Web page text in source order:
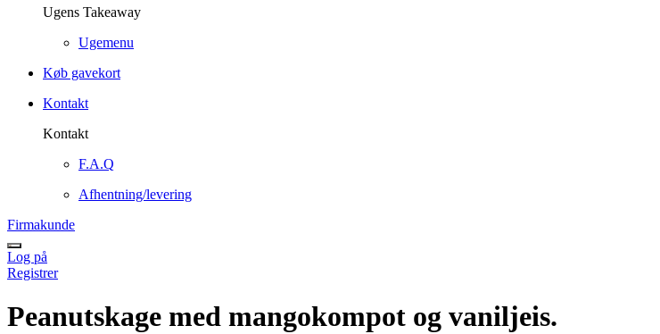
Ugens Takeaway
Ugemenu
Køb gavekort
Kontakt
Kontakt
F.A.Q
Afhentning/levering
Firmakunde
Log på
Registrer
Peanutskage med mangokompot og vaniljeis.